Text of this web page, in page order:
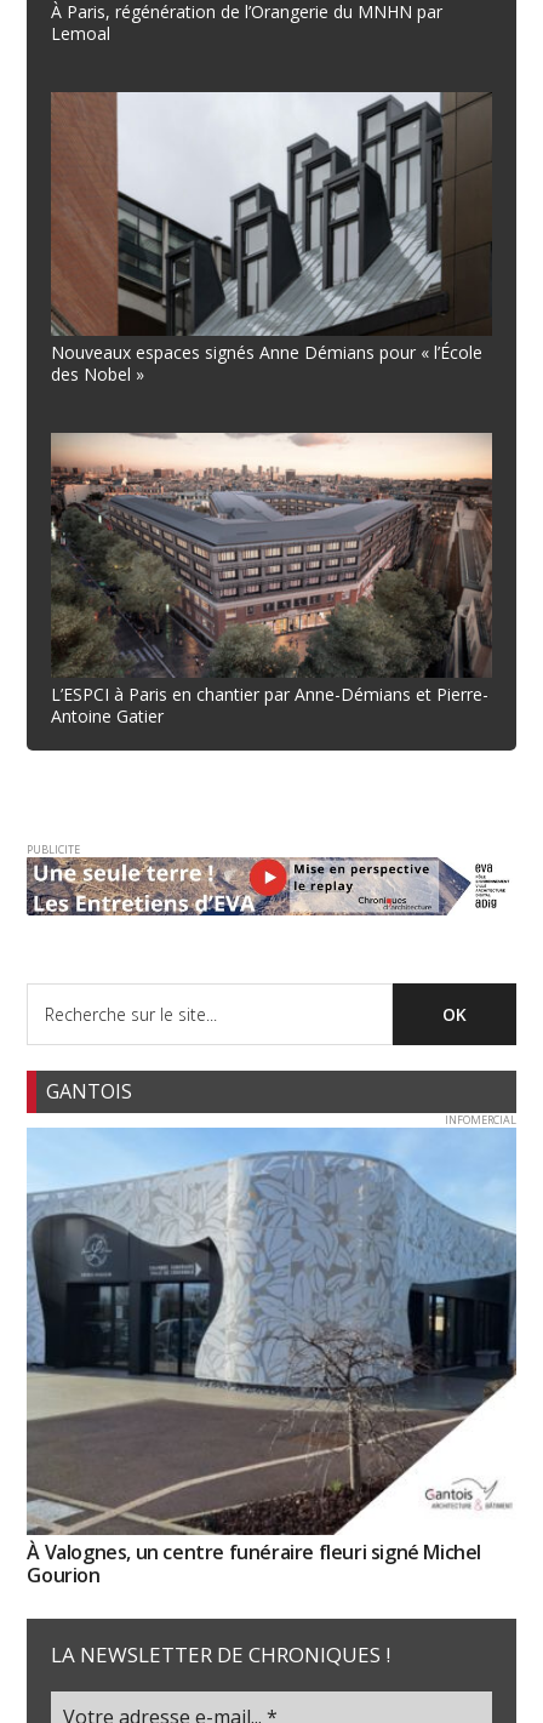
À Paris, régénération de l’Orangerie du MNHN par
Lemoal
Nouveaux espaces signés Anne Démians pour « l’École
des Nobel »
L’ESPCI à Paris en chantier par Anne-Démians et Pierre-
Antoine Gatier
PUBLICITE
GANTOIS
INFOMERCIAL
À Valognes, un centre funéraire fleuri signé Michel
Gourion
LA NEWSLETTER DE CHRONIQUES !